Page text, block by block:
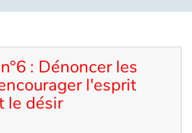
: Dénoncer les
l'esprit
le désir